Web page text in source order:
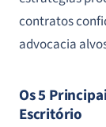
contratos
advocacia
Os 5
Escritório